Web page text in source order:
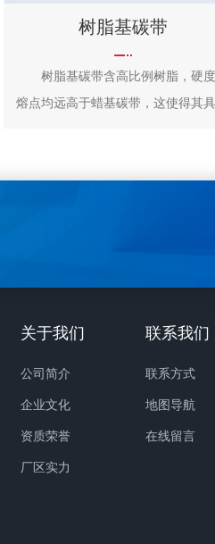
树脂基碳带
树脂基碳带含高比例树脂，硬
熔点均远高于蜡基碳带，这使得其具
60mm*300m 70mm*300m
拥有相对长的使用寿命，具备高黏附
恶劣环境和极端条件，标签经历摩擦
溶剂、高温、寒冷、油脂、紫外线考
依然保持清晰 常用于铭牌贴标、
关于我们
公司简介
企业文化
资质荣誉
厂区实力
联系我们
联系方式
地图导航
在线留言